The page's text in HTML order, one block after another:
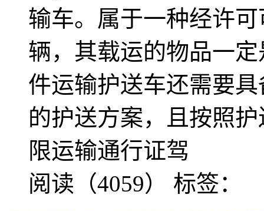
输车。属于一种经许
辆，其载运的物品一
件运输护送车还需要
的护送方案，且按照
限运输通行证驾
阅读（4059） 标签：